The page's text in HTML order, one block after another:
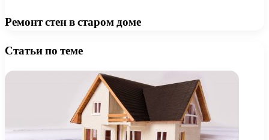
Ремонт стен в старом доме
Статьи по теме